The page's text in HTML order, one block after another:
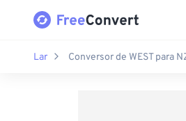
Lar Conversor de WEST para